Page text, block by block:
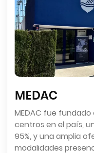
MEDAC
MEDAC fue
centros en el país,
95%, y una amplia
modalidades